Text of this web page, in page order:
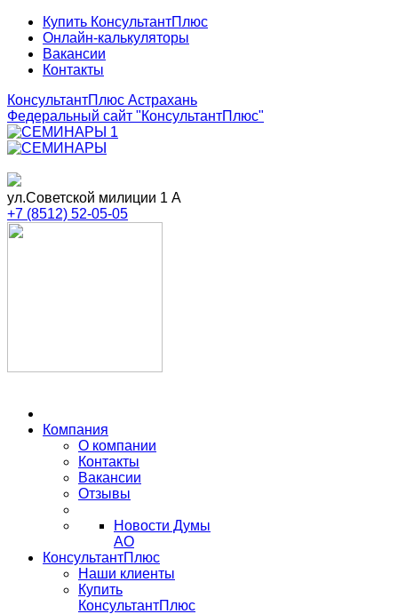
Купить КонсультантПлюс
Онлайн-калькуляторы
Вакансии
Контакты
КонсультантПлюс Астрахань
Федеральный сайт "КонсультантПлюс"
ул.Советской милиции 1 А
+7 (8512) 52-05-05
Компания
О компании
Контакты
Вакансии
Отзывы
Новости Думы
АО
КонсультантПлюс
Наши клиенты
Купить
КонсультантПлюс